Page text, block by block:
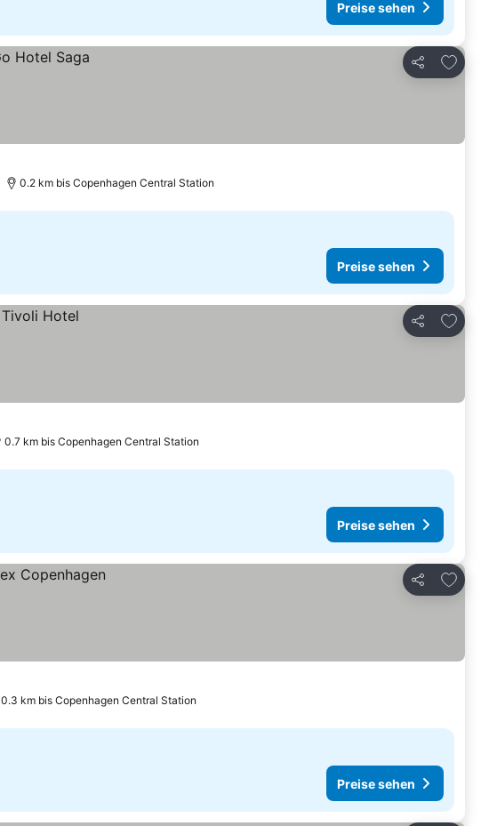
Preise sehen
Teilen
Zu
0.2 km bis Copenhagen Central Station
Preise sehen
Teilen
Zu
0.7 km bis Copenhagen Central Station
Preise sehen
Teilen
Zu
0.3 km bis Copenhagen Central Station
Preise sehen